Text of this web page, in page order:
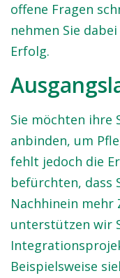
offene Fragen
nehmen Sie
Erfolg.
Sie möchten ihre
anbinden, um
fehlt jedoch die
befürchten, dass
Nachhinein mehr
unterstützen wir
Beispielsweise